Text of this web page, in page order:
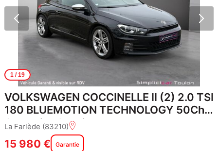
1/ 19
VOLKSWAGEN COCCINELLE II (2) 2.0 TSI
180 BLUEMOTION TECHNOLOGY 50Ch
Garantie 12 mois
La Farlède (83210)
15 980 € Garantie